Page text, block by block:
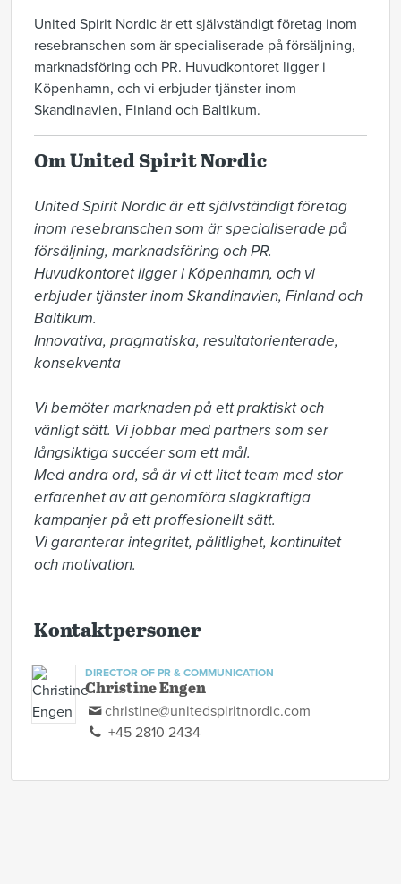
United Spirit Nordic är ett självständigt företag inom
resebranschen som är specialiserade på försäljning,
marknadsföring och PR. Huvudkontoret ligger i
Köpenhamn, och vi erbjuder tjänster inom
Skandinavien, Finland och Baltikum.
Om United Spirit Nordic
United Spirit Nordic är ett självständigt företag
inom resebranschen som är specialiserade på
försäljning, marknadsföring och PR.
Huvudkontoret ligger i Köpenhamn, och vi
erbjuder tjänster inom Skandinavien, Finland och
Baltikum.
Innovativa, pragmatiska, resultatorienterade,
konsekventa
Vi bemöter marknaden på ett praktiskt och
vänligt sätt. Vi jobbar med partners som ser
långsiktiga succéer som ett mål.
Med andra ord, så är vi ett litet team med stor
erfarenhet av att genomföra slagkraftiga
kampanjer på ett proffesionellt sätt.
Vi garanterar integritet, pålitlighet, kontinuitet
och motivation.
Kontaktpersoner
DIRECTOR OF PR & COMMUNICATION
Christine Engen
christine@unitedspiritnordic.com
+45 2810 2434